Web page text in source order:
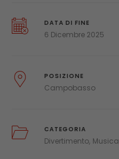
DATA DI FINE
6 Dicembre 2025
POSIZIONE
Campobasso
CATEGORIA
Divertimento Musica